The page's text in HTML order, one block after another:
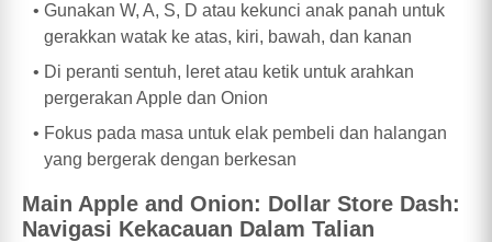
Gunakan W, A, S, D atau kekunci anak panah untuk
gerakkan watak ke atas, kiri, bawah, dan kanan
Di peranti sentuh, leret atau ketik untuk arahkan
pergerakan Apple dan Onion
Fokus pada masa untuk elak pembeli dan halangan
yang bergerak dengan berkesan
Main Apple and Onion: Dollar Store Dash:
Navigasi Kekacauan Dalam Talian